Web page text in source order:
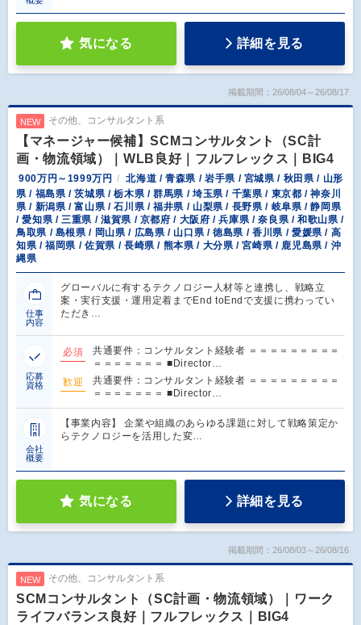
気になる 詳細を見る
掲載期間：26/08/04～26/08/17
NEW その他、コンサルタント系
【マネージャー候補】SCMコンサルタント（SC計
画・物流領域）｜WLB良好｜フルフレックス｜BIG4
900万円～1999万円
北海道 / 青森県 / 岩手県 / 宮城県 / 秋田県 / 山形
県 / 福島県 / 茨城県 / 栃木県 / 群馬県 / 埼玉県 / 千葉県 / 東京都 / 神奈川
県 / 新潟県 / 富山県 / 石川県 / 福井県 / 山梨県 / 長野県 / 岐阜県 / 静岡県
/ 愛知県 / 三重県 / 滋賀県 / 京都府 / 大阪府 / 兵庫県 / 奈良県 / 和歌山県 /
鳥取県 / 島根県 / 岡山県 / 広島県 / 山口県 / 徳島県 / 香川県 / 愛媛県 / 高
知県 / 福岡県 / 佐賀県 / 長崎県 / 熊本県 / 大分県 / 宮崎県 / 鹿児島県 / 沖
縄県
仕事
内容
グローバルに有するテクノロジー人材等と連携し、戦略立
案・実行支援・運用定着までEnd toEndで支援に携わってい
ただき…
応募
資格
必須
共通要件：コンサルタント経験者 ＝＝＝＝＝＝＝＝＝
＝＝＝＝＝＝＝ ■Director…
歓迎
共通要件：コンサルタント経験者 ＝＝＝＝＝＝＝＝＝
＝＝＝＝＝＝＝ ■Director…
会社
概要
【事業内容】 企業や組織のあらゆる課題に対して戦略策定か
らテクノロジーを活用した変…
気になる 詳細を見る
掲載期間：26/08/03～26/08/16
NEW その他、コンサルタント系
SCMコンサルタント（SC計画・物流領域）｜ワーク
ライフバランス良好｜フルフレックス｜BIG4